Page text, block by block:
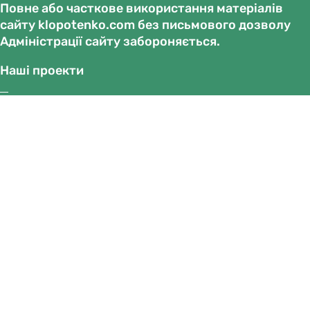
Повне або часткове використання матеріалів
сайту klopotenko.com без письмового дозволу
Адміністрації сайту забороняється.
Наші проекти